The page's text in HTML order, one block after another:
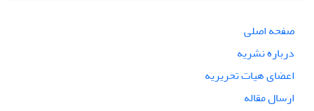
صفحه اصلی
درباره نشریه
اعضای هیات تحریریه
ارسال مقاله